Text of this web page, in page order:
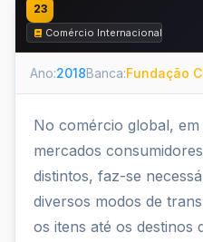
23
Comércio Internacional
Ano:2018Banca:Fundação
No comércio global,
mercados
distintos, faz-se
diversos modos de
os itens até os destinos